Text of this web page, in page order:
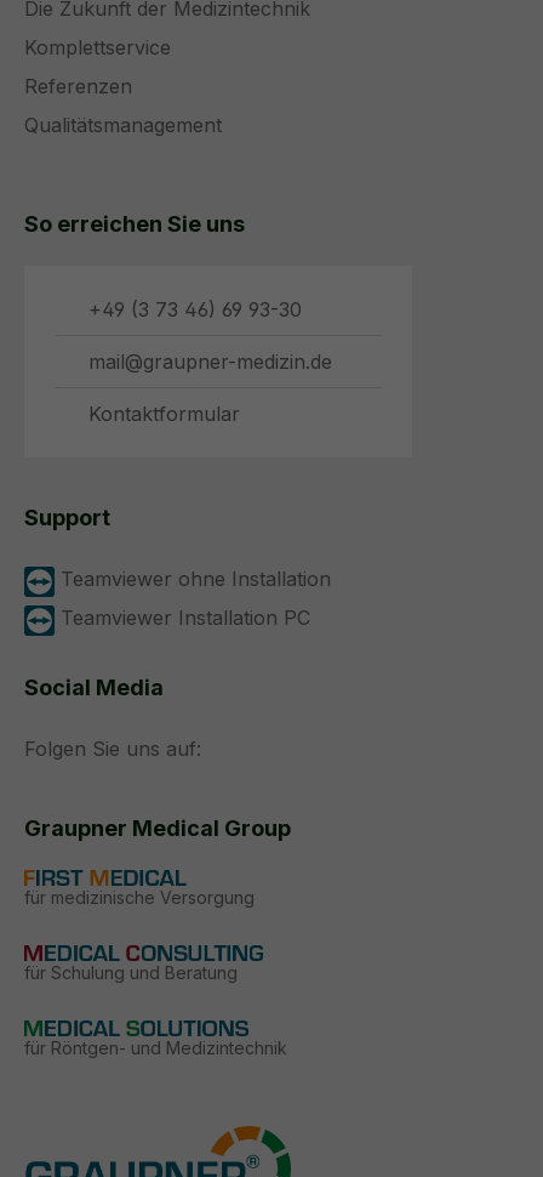
Die Zukunft der Medizintechnik
Komplettservice
Referenzen
Qualitätsmanagement
So erreichen Sie uns
+49 (3 73 46) 69 93-30
mail@graupner-medizin.de
Kontaktformular
Support
Teamviewer ohne Installation
Teamviewer Installation PC
Social Media
Folgen Sie uns auf:
Graupner Medical Group
für medizinische Versorgung
für Schulung und Beratung
für Röntgen- und Medizintechnik